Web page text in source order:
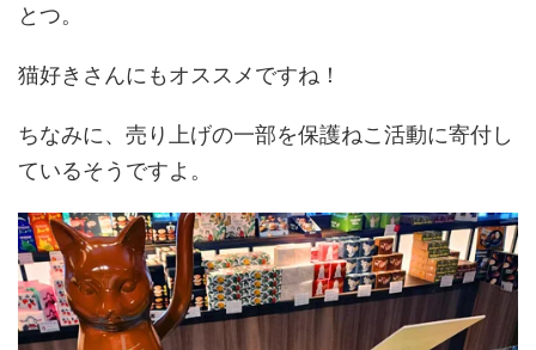
とつ。
猫好きさんにもオススメですね！
ちなみに、売り上げの一部を保護ねこ活動に寄付し
ているそうですよ。